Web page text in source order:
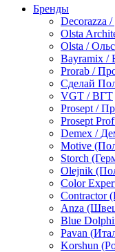
по
под
для
под
Герметик
для
для
Бренды
Decorazza
Olsta
Olsta /
Bayramix /
Prorab /
Сделай
VGT / ВГТ
Prosept /
Prosept
Demex /
Motive
Storch
Olejnik
Color
Contractor
Anza
Blue
Pavan
Korshun